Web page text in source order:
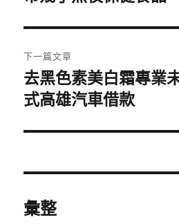
覽
文
章:
下一篇文章
下
一
文
去黑色素美白霜專業
式高雄汽車借款
彙整